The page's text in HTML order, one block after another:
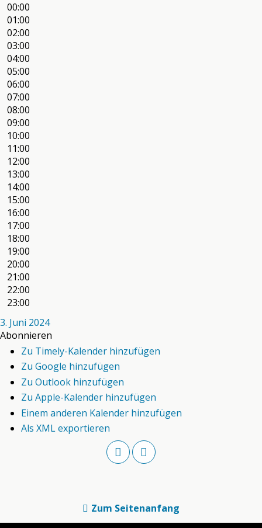
00:00
01:00
02:00
03:00
04:00
05:00
06:00
07:00
08:00
09:00
10:00
11:00
12:00
13:00
14:00
15:00
16:00
17:00
18:00
19:00
20:00
21:00
22:00
23:00
3. Juni 2024
Abonnieren
Zu Timely-Kalender hinzufügen
Zu Google hinzufügen
Zu Outlook hinzufügen
Zu Apple-Kalender hinzufügen
Einem anderen Kalender hinzufügen
Als XML exportieren
Zum Seitenanfang